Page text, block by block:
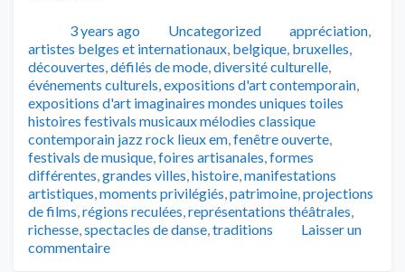
Publié3 years ago Catégories
Uncategorized Tags
appréciation,
artistes belges et internationaux, belgique, bruxelles,
découvertes,défilés de mode,diversité culturelle,
événements culturels,expositions d'art contemporain,
expositions d'art imaginaires mondes uniques toiles
histoires festivals musicaux mélodies classique
contemporain jazz rock lieux em,fenêtre ouverte,
festivals de musique,foires artisanales,formes
différentes,grandes villes,histoire,manifestations
artistiques,moments privilégiés,patrimoine,projections
de films,régions reculées,représentations théâtrales,
richesse,spectacles de danse,traditions
Laisser un
commentaire